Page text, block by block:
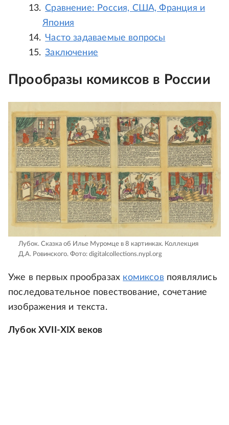
Сравнение: Россия, США, Франция и
Япония
Часто задаваемые вопросы
Заключение
Прообразы комиксов в России
Лубок. Сказка об Илье Муромце в 8 картинках. Коллекция
Д.А. Ровинского. Фото: digitalcollections.nypl.org
Уже в первых прообразах комиксовпоявлялись
последовательное повествование, сочетание
изображения и текста.
Лубок XVII-XIX веков